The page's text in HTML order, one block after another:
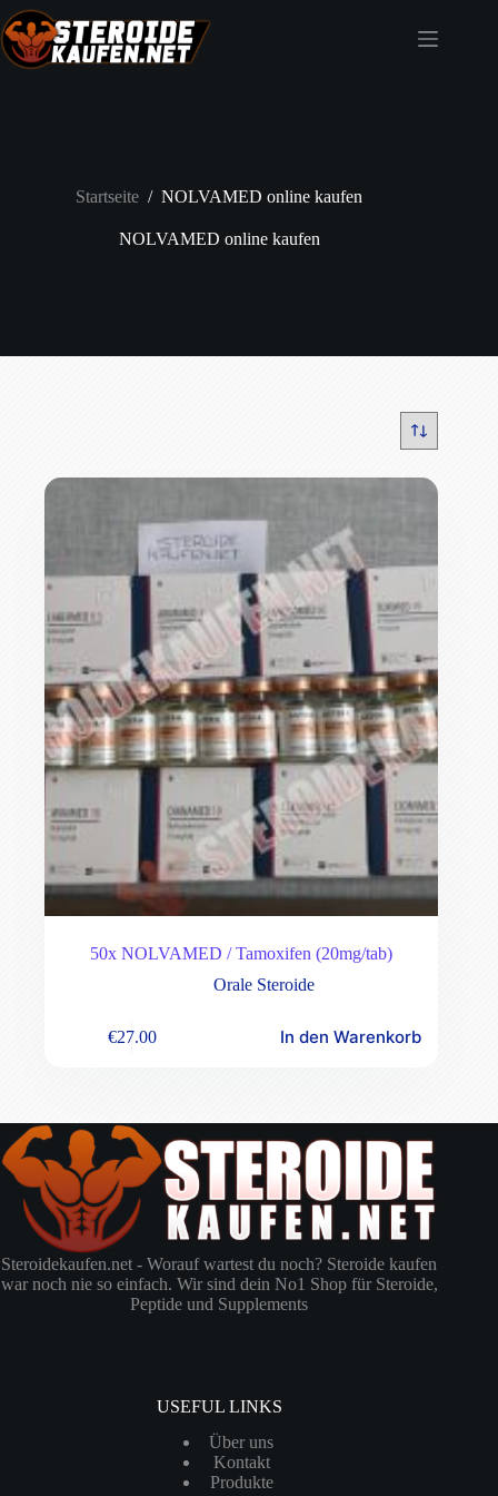
Zum
Inhalt
springen
Startseite / NOLVAMED online kaufen
NOLVAMED online kaufen
50x NOLVAMED / Tamoxifen (20mg/tab)
Orale Steroide
€27.00 In den Warenkorb
Steroidekaufen.net - Worauf wartest du noch? Steroide kaufen
war noch nie so einfach. Wir sind dein No1 Shop für Steroide,
Peptide und Supplements
USEFUL LINKS
Über uns
Kontakt
Produkte